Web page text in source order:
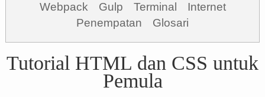
Webpack
Gulp Terminal
Internet
Penempatan
Glosari
Tutorial HTML dan CSS untuk
Pemula